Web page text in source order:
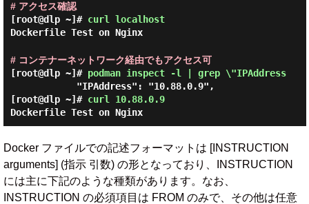
# アクセス確認
[root@dlp ~]# curl localhost
Dockerfile Test on Nginx
# コンテナーネットワーク経由でもアクセス可
[root@dlp ~]# podman inspect -l | grep \"IPAddress
[root@dlp ~]# curl 10.88.0.9
Dockerfile Test on Nginx
Docker ファイルでの記述フォーマットは [INSTRUCTION
arguments] (指示 引数) の形となっており、INSTRUCTION
には主に下記のような種類があります。なお、
INSTRUCTION の必須項目は FROM のみで、その他は任意